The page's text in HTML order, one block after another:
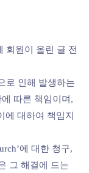
회원이 올린 글 전
로 인해 발생하는
따른 책임이며,
에 대하여 책임지
에 대한 청구,
그 해결에 드는